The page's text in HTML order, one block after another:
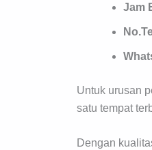
Jam
Untuk urusan
satu tempat
Dengan